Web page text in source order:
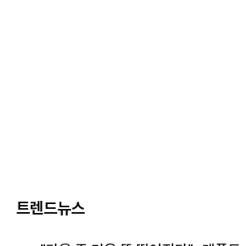
트렌드뉴스